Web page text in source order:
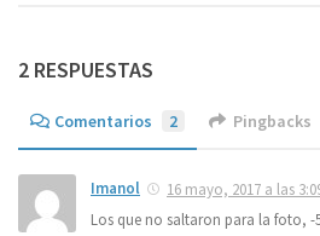
2 RESPUESTAS
Comentarios 2 Pingbacks
Imanol
16 mayo, 2017 a las
Los que no saltaron para la foto,